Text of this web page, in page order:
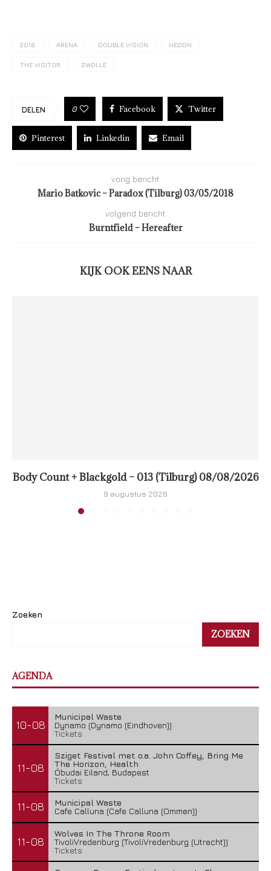
2018 ARENA DOUBLE VISION HEDON
THE VISITOR ZWOLLE
DELEN 0 Facebook Twitter
Pinterest Linkedin Email
vorig bericht
Mario Batkovic – Paradox (Tilburg) 03/05/2018
volgend bericht
Burntfield – Hereafter
KIJK OOK EENS NAAR
Body Count + Blackgold – 013 (Tilburg) 08/08/2026
9 augustus 2026
Zoeken
ZOEKEN
AGENDA
10-08
Municipal Waste
Dynamo (Dynamo (Eindhoven))
Tickets
11-08
Sziget Festival met o.a. John Coffey, Bring Me
The Horizon, Health
Óbudai Eiland, Budapest
Tickets
11-08
Municipal Waste
Cafe Calluna (Cafe Calluna (Ommen))
11-08
Wolves In The Throne Room
TivoliVredenburg (TivoliVredenburg (Utrecht))
Tickets